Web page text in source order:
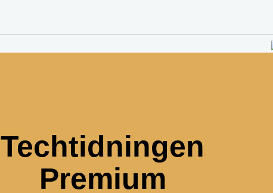
Techtidningen
Premium